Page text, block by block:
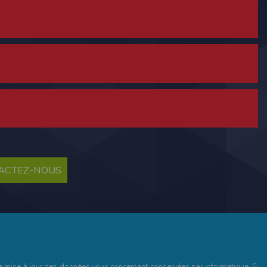
NOUS
tablette ou un smartphone.
été déclaré à la Commission Nationale de
fonctionnalités du site. Les données
web, et d'effectuer une localisation
vous nous transmettez volontairement